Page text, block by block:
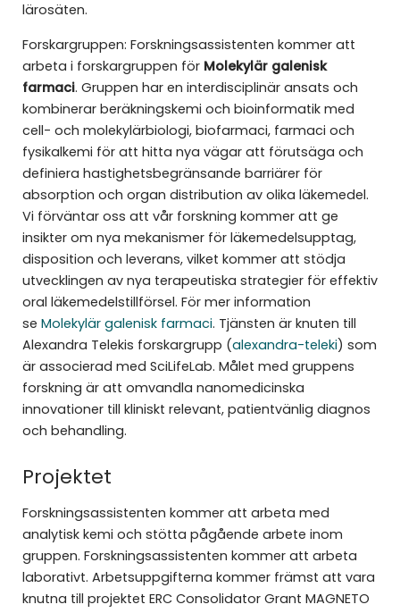
lärosäten.
Forskargruppen: Forskningsassistenten kommer att
arbeta i forskargruppen för Molekylär galenisk
farmaci. Gruppen har en interdisciplinär ansats och
kombinerar beräkningskemi och bioinformatik med
cell- och molekylärbiologi, biofarmaci, farmaci och
fysikalkemi för att hitta nya vägar att förutsäga och
definiera hastighetsbegränsande barriärer för
absorption och organ distribution av olika läkemedel.
Vi förväntar oss att vår forskning kommer att ge
insikter om nya mekanismer för läkemedelsupptag,
disposition och leverans, vilket kommer att stödja
utvecklingen av nya terapeutiska strategier för effektiv
oral läkemedelstillförsel. För mer information
se Molekylär galenisk farmaci. Tjänsten är knuten till
Alexandra Telekis forskargrupp (alexandra-teleki) som
är associerad med SciLifeLab. Målet med gruppens
forskning är att omvandla nanomedicinska
innovationer till kliniskt relevant, patientvänlig diagnos
och behandling.
Projektet
Forskningsassistenten kommer att arbeta med
analytisk kemi och stötta pågående arbete inom
gruppen. Forskningsassistenten kommer att arbeta
laborativt. Arbetsuppgifterna kommer främst att vara
knutna till projektet ERC Consolidator Grant MAGNETO